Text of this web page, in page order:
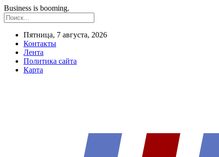
Business is booming.
Пятница, 7 августа, 2026
Контакты
Лента
Политика сайта
Карта